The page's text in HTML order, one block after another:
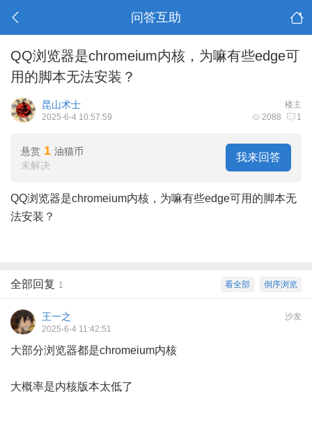
问答互助
QQ浏览器是chromeium内核，为嘛有些edge可
用的脚本无法安装？
楼主
昆山术士
2088 1
2025-6-4 10:57:59
我来回答
悬赏 1 油猫币
未解决
QQ浏览器是chromeium内核，为嘛有些edge可用的脚本无
法安装？
倒序浏览
看全部
全部回复 1
沙发
王一之
2025-6-4 11:42:51
大部分浏览器都是chromeium内核
大概率是内核版本太低了